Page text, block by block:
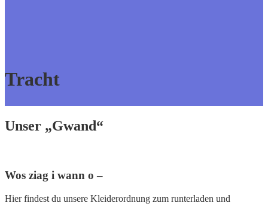
Tracht
Unser „Gwand“
Wos ziag i wann o –
Hier findest du unsere Kleiderordnung zum runterladen und